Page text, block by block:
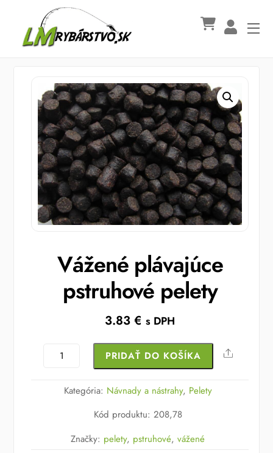
content
Vážené plávajúce
pstruhové pelety
3.83€ s DPH
množstvo
plávajúce
PRIDAŤ DO KOŠÍKA Share
Kategória: Návnady a nástrahy, Pelety
Kód produktu: 208,78
Značky: pelety, pstruhové,vážené